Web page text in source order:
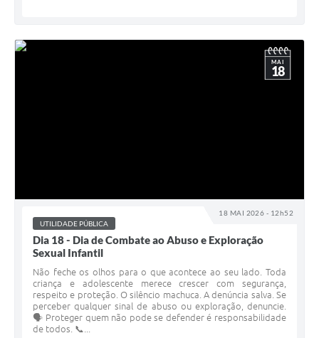
18 MAI 2026 - 12h52
MAI
18
UTILIDADE PÚBLICA
Dia 18 - Dia de Combate ao Abuso e Exploração
Sexual Infantil
Não feche os olhos para o que acontece ao seu lado. Toda
criança e adolescente merece crescer com segurança,
respeito e proteção. O silêncio machuca. A denúncia salva. Se
perceber qualquer sinal de abuso ou exploração, denuncie.
🗣️ Proteger quem não pode se defender é responsabilidade
de todos. 📞...